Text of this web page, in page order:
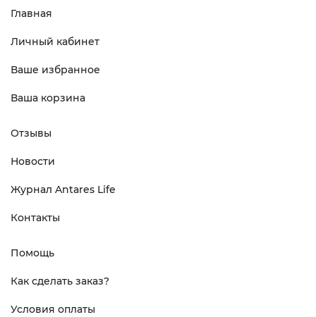
Главная
Личный кабинет
Ваше избранное
Ваша корзина
Отзывы
Новости
Журнал Antares Life
Контакты
Помощь
Как сделать заказ?
Условия оплаты